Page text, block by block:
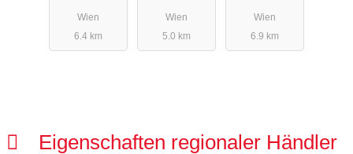
Wien
6.4 km
Wien
5.0 km
Wien
6.9 km
Eigenschaften regionaler Händler